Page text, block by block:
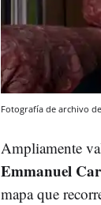
Fotografía de archivo
Ampliamente
Emmanuel
mapa que